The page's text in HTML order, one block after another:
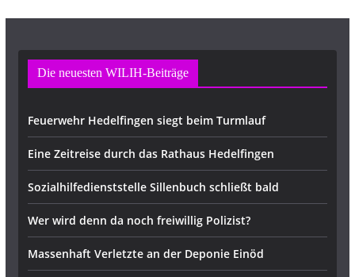
Die neuesten WILIH-Beiträge
Feuerwehr Hedelfingen siegt beim Turmlauf
Eine Zeitreise durch das Rathaus Hedelfingen
Sozialhilfedienststelle Sillenbuch schließt bald
Wer wird denn da noch freiwillig Polizist?
Massenhaft Verletzte an der Deponie Einöd